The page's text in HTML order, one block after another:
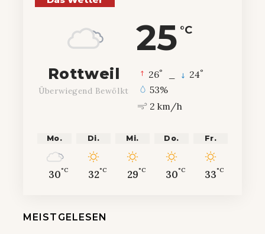
25 °C
Rottweil
Überwiegend Bewölkt
26° 24°
53%
2 km/h
Mo.
30°C
Di.
32°C
Mi.
29°C
Do.
30°C
Fr.
33°C
MEISTGELESEN